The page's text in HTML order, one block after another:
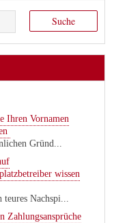
Ihren Vornamen
Gründ...
wissen
Nachspi...
Zahlungsansprüche